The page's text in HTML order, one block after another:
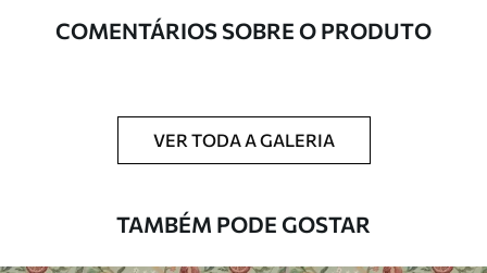
Número do
a01181v4
Acabamento Semibrilhante.
Impresso sob encomenda e entregue em
adicionais
Disponível com revestimento de verniz
e/ou adesivo para papel de parede.
COMENTÁRIOS SOBRE O PRODUTO
VER TODA A GALERIA
TAMBÉM PODE GOSTAR